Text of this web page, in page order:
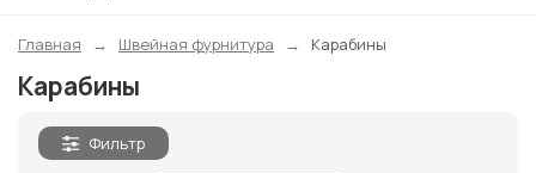
Главная Швейная фурнитура Карабины
Карабины
Фильтр